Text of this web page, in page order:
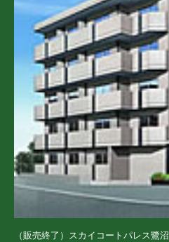
（販売終了）スカイコートパレス鷺沼